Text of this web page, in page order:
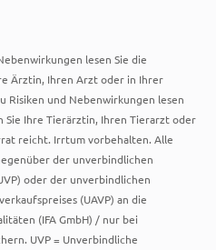
lesen Sie die
Ärztin, Ihren Arzt oder in Ihrer
Risiken und Nebenwirkungen lesen
Sie Ihre Tierärztin, Ihren Tierarzt oder
reicht. Irrtum vorbehalten. Alle
der unverbindlichen
oder der unverbindlichen
(UAVP) an die
(IFA GmbH) / nur bei
UVP = Unverbindliche